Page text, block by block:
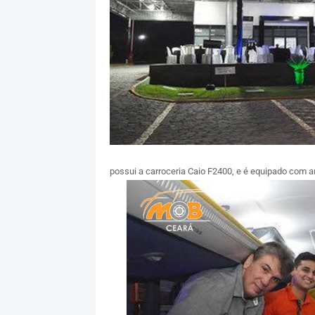
possui a carroceria Caio F2400, e é equipado com